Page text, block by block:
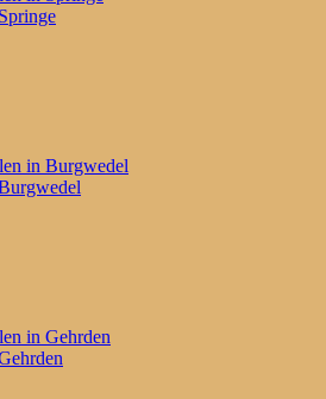
in Burgwedel
in Gehrden